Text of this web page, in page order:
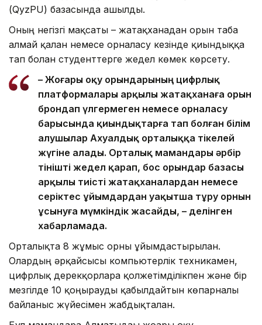
(QyzPU) базасында ашылды.
Оның негізгі мақсаты – жатақханадан орын таба
алмай қалған немесе орналасу кезінде қиындыққа
тап болған студенттерге жедел көмек көрсету.
– Жоғары оқу орындарының цифрлық
платформалары арқылы жатақханаға орын
брондап үлгермеген немесе орналасу
барысында қиындықтарға тап болған білім
алушылар Ахуалдық орталыққа тікелей
жүгіне алады. Орталық мамандары әрбір
өтінішті жедел қарап, бос орындар базасы
арқылы тиісті жатақханалардан немесе
серіктес ұйымдардан уақытша тұру орнын
ұсынуға мүмкіндік жасайды, – делінген
хабарламада.
Орталықта 8 жұмыс орны ұйымдастырылған.
Олардың әрқайсысы компьютерлік техникамен,
цифрлық дерекқорларға қолжетімділікпен және бір
мезгілде 10 қоңырауды қабылдайтын көпарналы
байланыс жүйесімен жабдықталған.